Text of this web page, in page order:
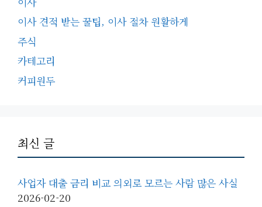
이사 견적 받는 꿀팁, 이사 절차 원활하게
주식
카테고리
커피원두
최신 글
사업자 대출 금리 비교 의외로 모르는 사람 많은 사실
2026-02-20